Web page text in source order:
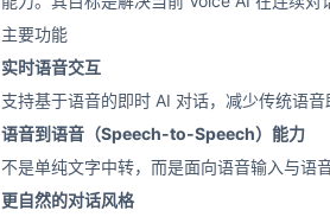
主要功能
实时语音交互
支持基于语音的即时 AI 对话，减少传统语音
语音到语音（Speech-to-Speech）能力
不是单纯文字中转，而是面向语音输入与语
更自然的对话风格